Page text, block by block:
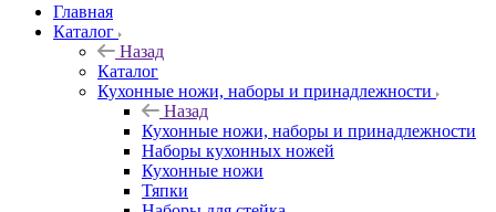
Главная
Каталог
Назад
Каталог
Кухонные ножи, наборы и принадлежности
Назад
Кухонные ножи, наборы и принадлежности
Наборы кухонных ножей
Кухонные ножи
Тяпки